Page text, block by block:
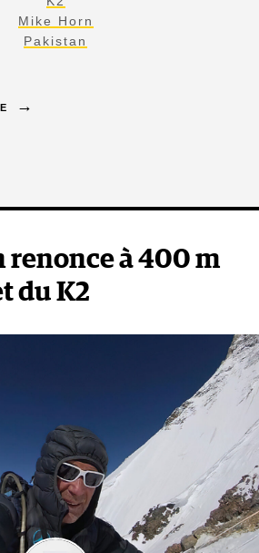
Mike Horn
Pakistan
renonce à 400 m
du K2